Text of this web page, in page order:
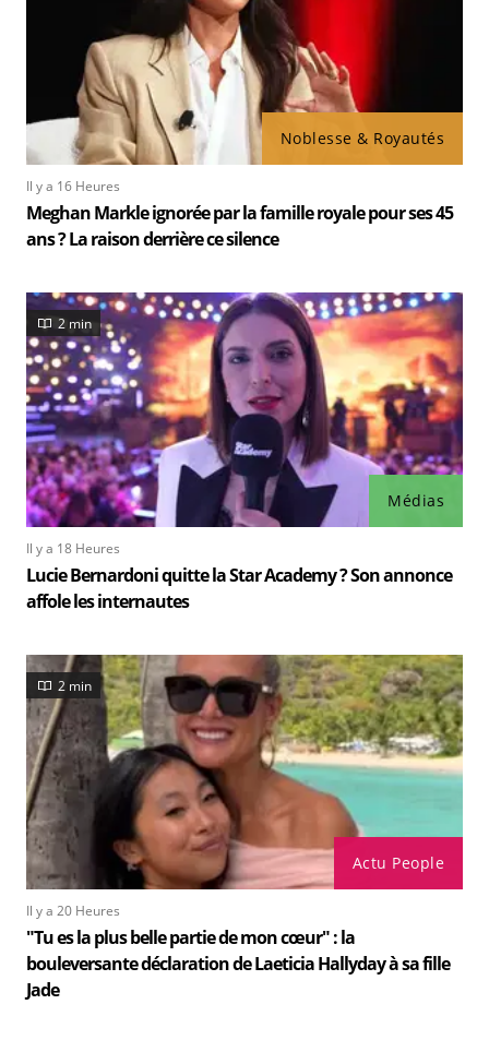
Noblesse & Royautés
Il y a 16 Heures
Meghan Markle ignorée par la famille royale pour ses 45
ans ? La raison derrière ce silence
Médias
2 min
Il y a 18 Heures
Lucie Bernardoni quitte la Star Academy ? Son annonce
affole les internautes
Actu People
2 min
Il y a 20 Heures
"Tu es la plus belle partie de mon cœur" : la
bouleversante déclaration de Laeticia Hallyday à sa fille
Jade